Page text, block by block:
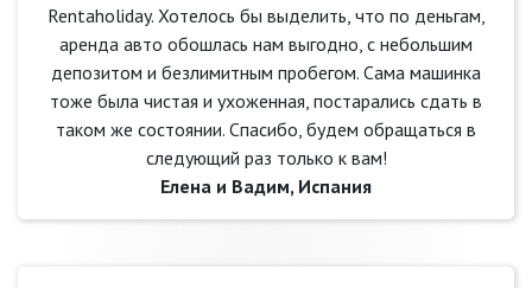
Rentaholiday. Хотелось бы выделить, что по деньгам,
аренда авто обошлась нам выгодно, с небольшим
депозитом и безлимитным пробегом. Сама машинка
тоже была чистая и ухоженная, постарались сдать в
таком же состоянии. Спасибо, будем обращаться в
следующий раз только к вам!
Елена и Вадим, Испания